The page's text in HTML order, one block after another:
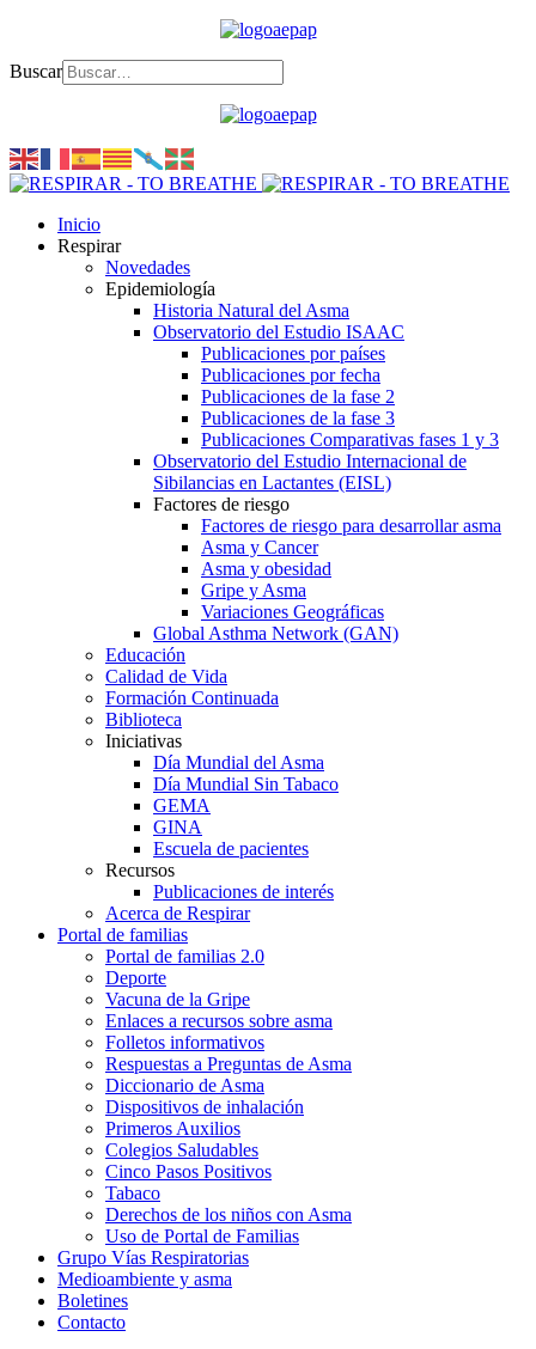
Buscar
Inicio
Respirar
Novedades
Epidemiología
Historia Natural del Asma
Observatorio del Estudio ISAAC
Publicaciones por países
Publicaciones por fecha
Publicaciones de la fase 2
Publicaciones de la fase 3
Publicaciones Comparativas fases 1 y 3
Observatorio del Estudio Internacional de
Sibilancias en Lactantes (EISL)
Factores de riesgo
Factores de riesgo para desarrollar asma
Asma y Cancer
Asma y obesidad
Gripe y Asma
Variaciones Geográficas
Global Asthma Network (GAN)
Educación
Calidad de Vida
Formación Continuada
Biblioteca
Iniciativas
Día Mundial del Asma
Día Mundial Sin Tabaco
GEMA
GINA
Escuela de pacientes
Recursos
Publicaciones de interés
Acerca de Respirar
Portal de familias
Portal de familias 2.0
Deporte
Vacuna de la Gripe
Enlaces a recursos sobre asma
Folletos informativos
Respuestas a Preguntas de Asma
Diccionario de Asma
Dispositivos de inhalación
Primeros Auxilios
Colegios Saludables
Cinco Pasos Positivos
Tabaco
Derechos de los niños con Asma
Uso de Portal de Familias
Grupo Vías Respiratorias
Medioambiente y asma
Boletines
Contacto